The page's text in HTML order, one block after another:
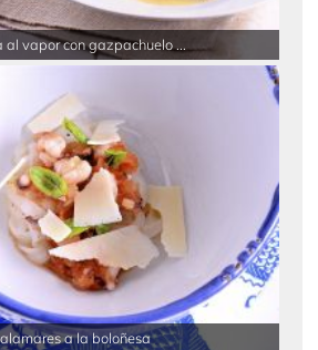
al vapor con gazpachuelo ...
a la boloñesa